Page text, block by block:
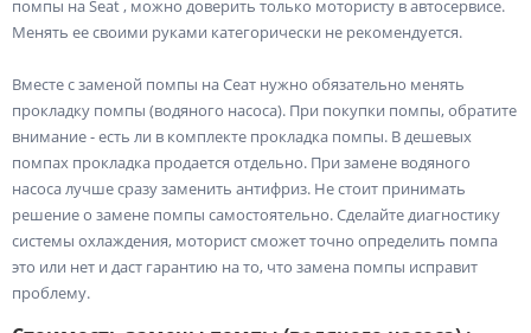
помпы на Seat , можно доверить только мотористу в автосервисе.
Менять ее своими руками категорически не рекомендуется.
Вместе с заменой помпы на Сеат нужно обязательно менять
прокладку помпы (водяного насоса). При покупки помпы, обратите
внимание - есть ли в комплекте прокладка помпы. В дешевых
помпах прокладка продается отдельно. При замене водяного
насоса лучше сразу заменить антифриз. Не стоит принимать
решение о замене помпы самостоятельно. Сделайте диагностику
системы охлаждения, моторист сможет точно определить помпа
это или нет и даст гарантию на то, что замена помпы исправит
проблему.